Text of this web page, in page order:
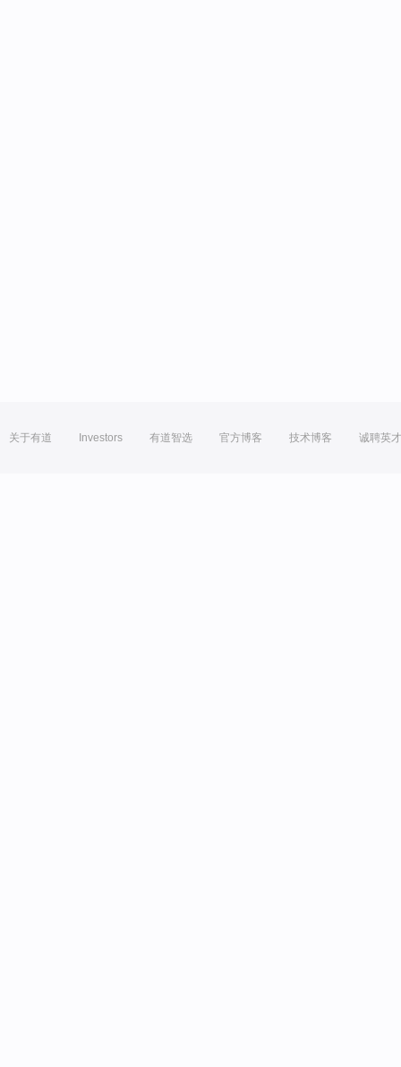
关于有道 Investors 有道智选 官方博客 技术博客 诚聘英才